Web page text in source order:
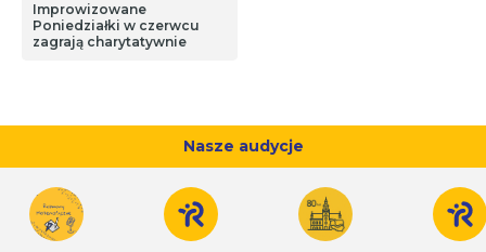
Improwizowane
Poniedziałki w czerwcu
zagrają charytatywnie
Nasze audycje